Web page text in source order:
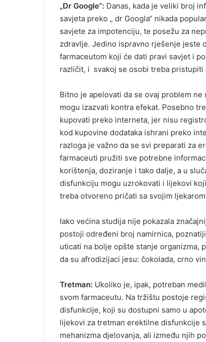
„Dr Google“: Danas, kada je veliki broj
savjeta preko „ dr Googla“ nikada
savjete za impotenciju, te posežu za
zdravlje. Jedino ispravno rješenje jeste
farmaceutom koji će dati pravi savjet i
različit, i svakoj se osobi treba pristupiti
Bitno je apelovati da se ovaj problem
mogu izazvati kontra efekat. Posebno
kupovati preko interneta, jer nisu
kod kupovine dodataka ishrani preko
razloga je važno da se svi preparati za
farmaceuti pružiti sve potrebne
korištenja, doziranje i tako dalje, a u
disfunkciju mogu uzrokovati i lijekovi
treba otvoreno pričati sa svojim
Iako većina studija nije pokazala
postoji određeni broj namirnica,
uticati na bolje opšte stanje organizma,
da su afrodizijaci jesu: čokolada, crno
Tretman: Ukoliko je, ipak, potreban
svom farmaceutu. Na tržištu postoje
disfunkcije, koji su dostupni samo u
lijekovi za tretman erektilne disfunkcije
mehanizma djelovanja, ali između njih